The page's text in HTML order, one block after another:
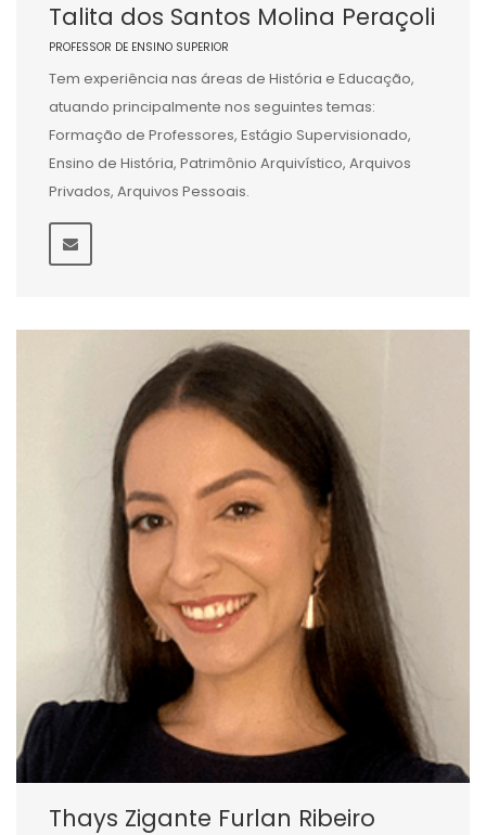
Talita dos Santos Molina Peraçoli
PROFESSOR DE ENSINO SUPERIOR
Tem experiência nas áreas de História e Educação,
atuando principalmente nos seguintes temas:
Formação de Professores, Estágio Supervisionado,
Ensino de História, Patrimônio Arquivístico, Arquivos
Privados, Arquivos Pessoais.
Thays Zigante Furlan Ribeiro